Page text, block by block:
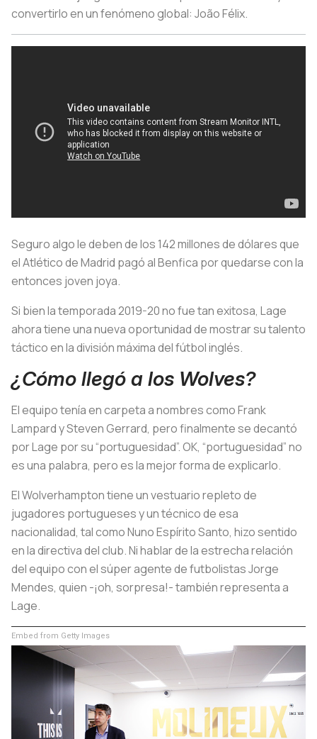
convertirlo en un fenómeno global: João Félix.
Seguro algo le deben de los 142 millones de dólares que
el Atlético de Madrid pagó al Benfica por quedarse con la
entonces joven joya.
Si bien la temporada 2019-20 no fue tan exitosa, Lage
ahora tiene una nueva oportunidad de mostrar su talento
táctico en la división máxima del fútbol inglés.
¿Cómo llegó a los Wolves?
El equipo tenía en carpeta a nombres como Frank
Lampard y Steven Gerrard, pero finalmente se decantó
por Lage por su “portuguesidad”. OK, “portuguesidad” no
es una palabra, pero es la mejor forma de explicarlo.
El Wolverhampton tiene un vestuario repleto de
jugadores portugueses y un técnico de esa
nacionalidad, tal como Nuno Espírito Santo, hizo sentido
en la directiva del club. Ni hablar de la estrecha relación
del equipo con el súper agente de futbolistas Jorge
Mendes, quien -¡oh, sorpresa!- también representa a
Lage.
Embed from Getty Images